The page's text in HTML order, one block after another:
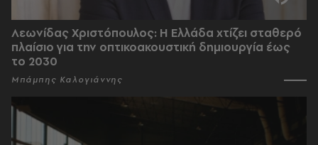
Λεωνίδας Χριστόπουλος: Η Ελλάδα χτίζει σταθερό
πλαίσιο για την οπτικοακουστική δημιουργία έως
το 2030
Μπάμπης Καλογιάννης